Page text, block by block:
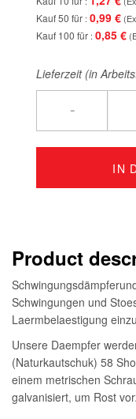
Kauf 50 für 0,99 €
Kauf 100 für 0,85 €
Lieferzeit (in
-
IN
Product
Schwingungen und
Laermbelaestigung
Unsere Daempfer
(Naturkautschuk) 58
einem metrischen
galvanisiert, um Rost